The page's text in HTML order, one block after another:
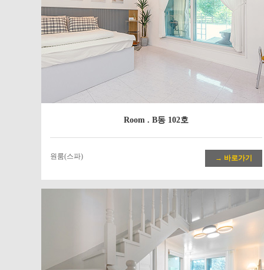
Room . B동 102호
원룸(스파) → 바로가기